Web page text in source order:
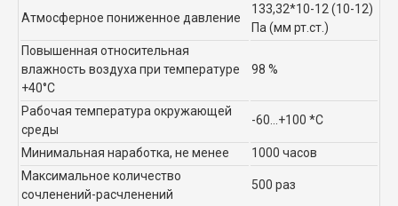
Атмосферное пониженное давление
133,32*10-12 (10-12)
Па (мм рт.ст.)
Повышенная относительная
влажность воздуха при температуре
+40°C
98 %
Рабочая температура окружающей
среды
-60...+100 *C
Минимальная наработка, не менее
1000 часов
Максимальное количество
сочленений-расчленений
500 раз